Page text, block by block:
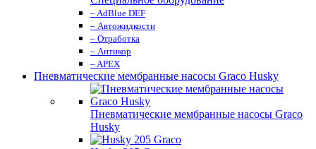
– AdBlue DEF
– Автожидкости
– Отработка
– Антикор
– APEX
Пневматические мембранные насосы Graco Husky
Пневматические мембранные насосы Graco
Husky